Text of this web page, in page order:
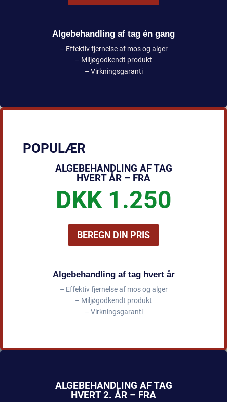
Algebehandling af tag én gang
– Effektiv fjernelse af mos og alger
– Miljøgodkendt produkt
– Virkningsgaranti
POPULÆR
ALGEBEHANDLING AF TAG
HVERT ÅR – FRA
DKK 1.250
BEREGN DIN PRIS
Algebehandling af tag hvert år
– Effektiv fjernelse af mos og alger
– Miljøgodkendt produkt
– Virkningsgaranti
ALGEBEHANDLING AF TAG
HVERT 2. ÅR – FRA